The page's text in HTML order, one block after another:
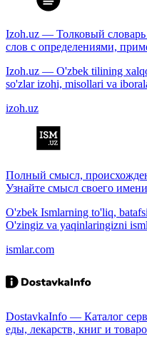
Izoh.uz — Толковый словарь
слов с определениями,
Izoh.uz — O'zbek tilining
so'zlar izohi, misollari va
izoh.uz
Полный смысл,
Узнайте смысл своего
O'zbek Ismlarning to'liq,
O'zingiz va yaqinlaringizni
ismlar.com
DostavkaInfo — Каталог
еды, лекарств, книг и